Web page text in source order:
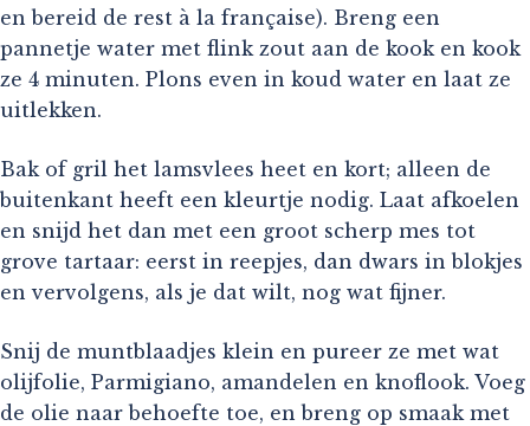
en bereid de rest à la française). Breng een
pannetje water met flink zout aan de kook en kook
ze 4 minuten. Plons even in koud water en laat ze
uitlekken.
Bak of gril het lamsvlees heet en kort; alleen de
buitenkant heeft een kleurtje nodig. Laat afkoelen
en snijd het dan met een groot scherp mes tot
grove tartaar: eerst in reepjes, dan dwars in blokjes
en vervolgens, als je dat wilt, nog wat fijner.
Snij de muntblaadjes klein en pureer ze met wat
olijfolie, Parmigiano, amandelen en knoflook. Voeg
de olie naar behoefte toe, en breng op smaak met